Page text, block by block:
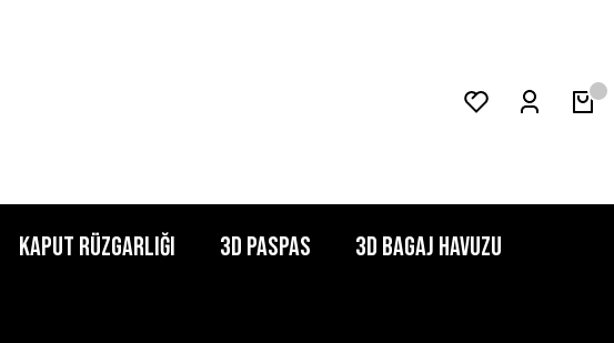
Kaput Rüzgarlığı 3D Paspas 3D Bagaj Havuzu